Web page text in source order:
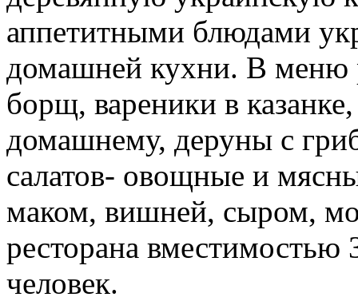
аппетитными блюдами
домашней кухни. В меню
борщ, вареники в
домашнему, деруны с
салатов- овощные и
маком, вишней, сыром,
ресторана вместимостью
человек.